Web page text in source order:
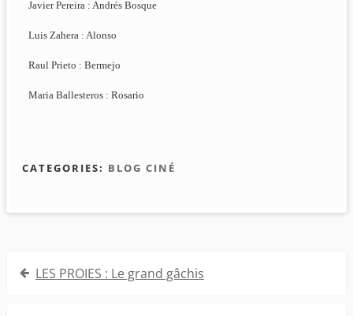
Javier Pereira : Andrés Bosque
Luis Zahera : Alonso
Raul Prieto : Bermejo
Maria Ballesteros : Rosario
CATEGORIES: BLOG CINÉ
Navigation
LES PROIES : Le grand gâchis